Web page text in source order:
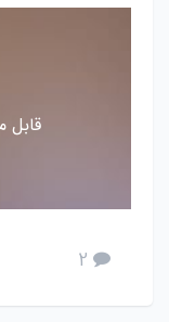
قابل
2